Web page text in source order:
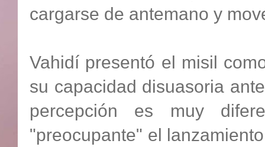
cargarse de antemano y
Vahidí presentó el misil
su capacidad disuasoria
percepción es muy
"preocupante" el